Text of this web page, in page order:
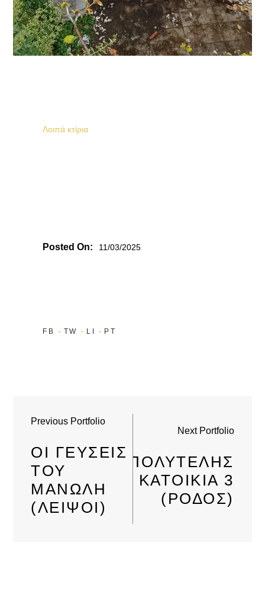
Λοιπά κτίρια
Posted On: 11/03/2025
FB TW LI PT
Previous Portfolio
ΟΙ ΓΕΎΣΕΙΣ
ΤΟΥ
ΜΑΝΏΛΗ
(ΛΕΙΨΟΊ)
Next Portfolio
ΠΟΛΥΤΕΛΉΣ
ΚΑΤΟΙΚΊΑ 3
(ΡΌΔΟΣ)